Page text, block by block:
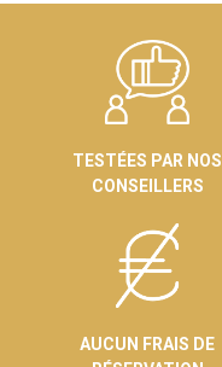
TESTÉES PAR NOS
CONSEILLERS
AUCUN FRAIS DE